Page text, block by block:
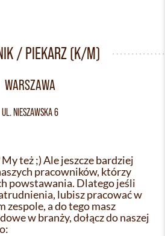
/ PIEKARZ (K/M)
WARSZAWA
UL. NIESZAWSKA 6
też ;) Ale jeszcze bardziej
pracowników, którzy
powstawania. Dlatego jeśli
lubisz pracować w
zespole, a do tego masz
w branży, dołącz do naszej